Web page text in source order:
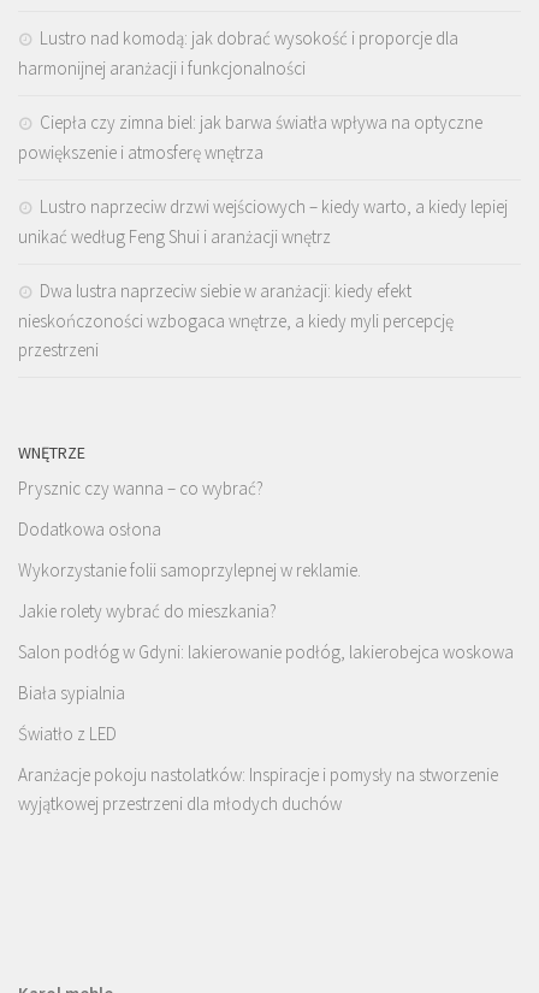
Lustro nad komodą: jak dobrać wysokość i proporcje dla
harmonijnej aranżacji i funkcjonalności
Ciepła czy zimna biel: jak barwa światła wpływa na optyczne
powiększenie i atmosferę wnętrza
Lustro naprzeciw drzwi wejściowych – kiedy warto, a kiedy lepiej
unikać według Feng Shui i aranżacji wnętrz
Dwa lustra naprzeciw siebie w aranżacji: kiedy efekt
nieskończoności wzbogaca wnętrze, a kiedy myli percepcję
przestrzeni
WNĘTRZE
Prysznic czy wanna – co wybrać?
Dodatkowa osłona
Wykorzystanie folii samoprzylepnej w reklamie.
Jakie rolety wybrać do mieszkania?
Salon podłóg w Gdyni: lakierowanie podłóg, lakierobejca woskowa
Biała sypialnia
Światło z LED
Aranżacje pokoju nastolatków: Inspiracje i pomysły na stworzenie
wyjątkowej przestrzeni dla młodych duchów